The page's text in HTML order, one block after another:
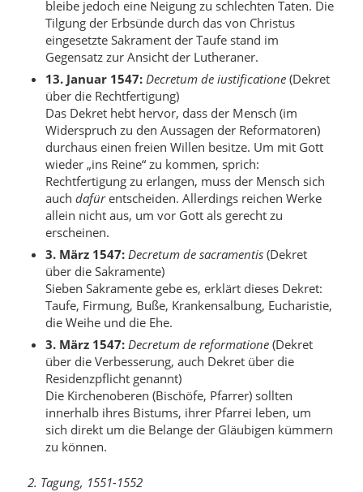
bleibe jedoch eine Neigung zu schlechten Taten. Die
Tilgung der Erbsünde durch das von Christus
eingesetzte Sakrament der Taufe stand im
Gegensatz zur Ansicht der Lutheraner.
13. Januar 1547: Decretum de iustificatione(Dekret
über die Rechtfertigung)
Das Dekret hebt hervor, dass der Mensch (im
Widerspruch zu den Aussagen der Reformatoren)
durchaus einen freien Willen besitze. Um mit Gott
wieder „ins Reine“ zu kommen, sprich:
Rechtfertigung zu erlangen, muss der Mensch sich
auch dafürentscheiden. Allerdings reichen Werke
allein nicht aus, um vor Gott als gerecht zu
erscheinen.
3. März 1547: Decretum de sacramentis(Dekret
über die Sakramente)
Sieben Sakramente gebe es, erklärt dieses Dekret:
Taufe, Firmung, Buße, Krankensalbung, Eucharistie,
die Weihe und die Ehe.
3. März 1547: Decretum de reformatione(Dekret
über die Verbesserung, auch Dekret über die
Residenzpflicht genannt)
Die Kirchenoberen (Bischöfe, Pfarrer) sollten
innerhalb ihres Bistums, ihrer Pfarrei leben, um
sich direkt um die Belange der Gläubigen kümmern
zu können.
2. Tagung, 1551-1552